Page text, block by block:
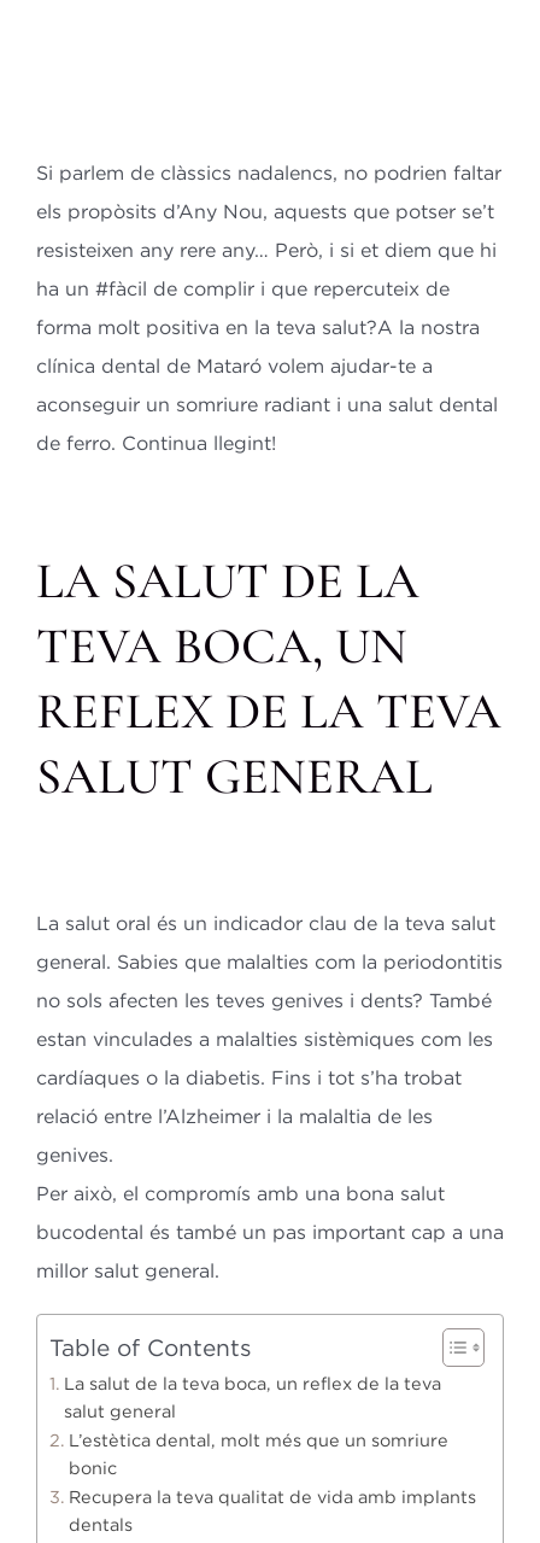
Si parlem de clàssics nadalencs, no podrien faltar
els propòsits d’Any Nou, aquests que potser se’t
resisteixen any rere any… Però, i si et diem que hi
ha un #fàcil de complir i que repercuteix de
forma molt positiva en la teva salut?A la nostra
clínica dental de Mataró volem ajudar-te a
aconseguir un somriure radiant i una salut dental
de ferro. Continua llegint!
LA SALUT DE LA
TEVA BOCA, UN
REFLEX DE LA TEVA
SALUT GENERAL
La salut oral és un indicador clau de la teva salut
general. Sabies que malalties com la periodontitis
no sols afecten les teves genives i dents? També
estan vinculades a malalties sistèmiques com les
cardíaques o la diabetis. Fins i tot s’ha trobat
relació entre l’Alzheimer i la malaltia de les
genives.
Per això, el compromís amb una bona salut
bucodental és també un pas important cap a una
millor salut general.
Table of Contents
La salut de la teva boca, un reflex de la teva
salut general
L’estètica dental, molt més que un somriure
bonic
Recupera la teva qualitat de vida amb implants
dentals